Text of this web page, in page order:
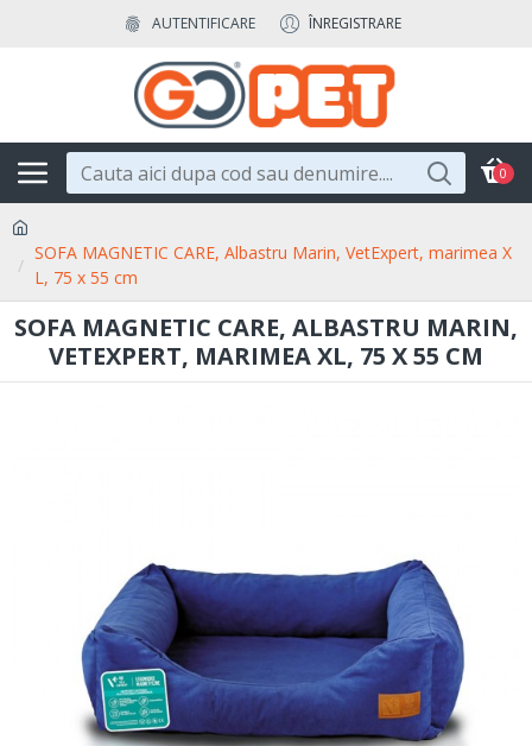
AUTENTIFICARE ÎNREGISTRARE
0
SOFA MAGNETIC CARE, Albastru Marin, VetExpert, marimea X
L, 75 x 55 cm
SOFA MAGNETIC CARE, ALBASTRU MARIN,
VETEXPERT, MARIMEA XL, 75 X 55 CM